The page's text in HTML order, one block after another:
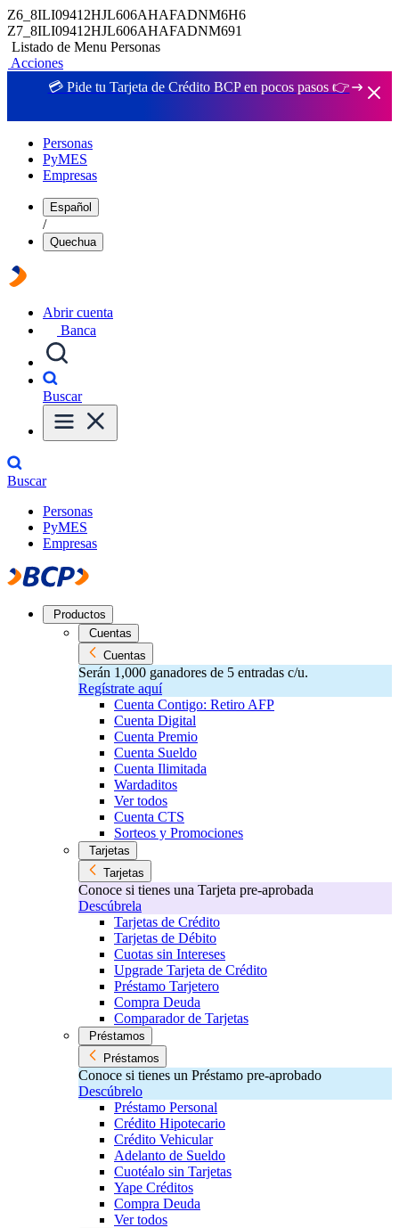
Z6_8ILI09412HJL606AHAFADNM6H6
Z7_8ILI09412HJL606AHAFADNM691
Listado de Menu Personas
Acciones
💳 Pide tu Tarjeta de Crédito BCP en pocos pasos 👉
Personas
PyMES
Empresas
Español
/
Quechua
Abrir cuenta
Banca
Buscar
Buscar
Personas
PyMES
Empresas
Productos
Cuentas
Cuentas
Serán 1,000 ganadores de 5 entradas c/u.
Regístrate aquí
Cuenta Contigo: Retiro AFP
Cuenta Digital
Cuenta Premio
Cuenta Sueldo
Cuenta Ilimitada
Wardaditos
Ver todos
Cuenta CTS
Sorteos y Promociones
Tarjetas
Tarjetas
Conoce si tienes una Tarjeta pre-aprobada
Descúbrela
Tarjetas de Crédito
Tarjetas de Débito
Cuotas sin Intereses
Upgrade Tarjeta de Crédito
Préstamo Tarjetero
Compra Deuda
Comparador de Tarjetas
Préstamos
Préstamos
Conoce si tienes un Préstamo pre-aprobado
Descúbrelo
Préstamo Personal
Crédito Hipotecario
Crédito Vehicular
Adelanto de Sueldo
Cuotéalo sin Tarjetas
Yape Créditos
Compra Deuda
Ver todos